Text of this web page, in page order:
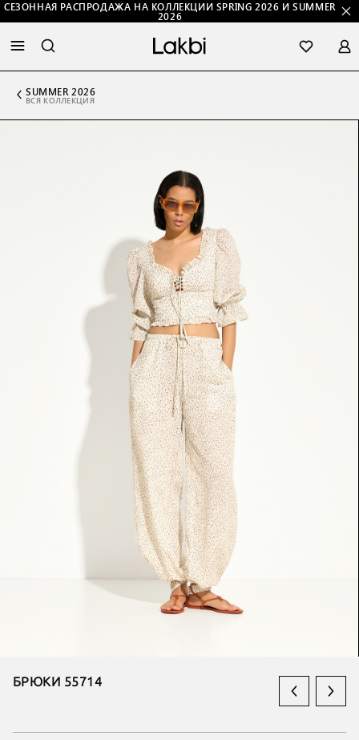
СЕЗОННАЯ РАСПРОДАЖА НА КОЛЛЕКЦИИ SPRING 2026 И SUMMER
2026
SUMMER 2026
ВСЯ КОЛЛЕКЦИЯ
БРЮКИ 55714